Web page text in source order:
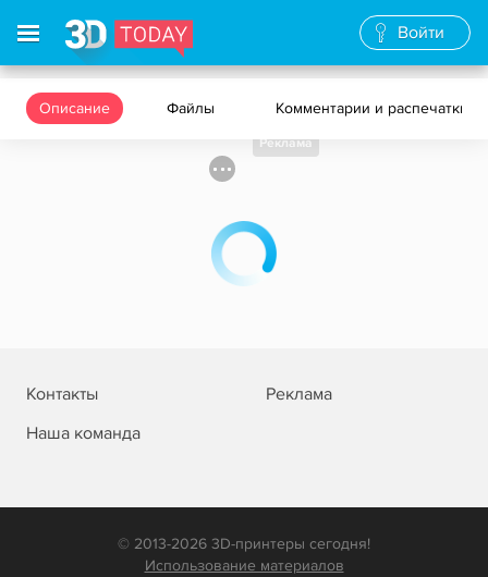
Войти
Описание Файлы Комментарии и распечатки
Реклама
Контакты
Реклама
Наша команда
© 2013-2026 3D-принтеры сегодня!
Использование материалов